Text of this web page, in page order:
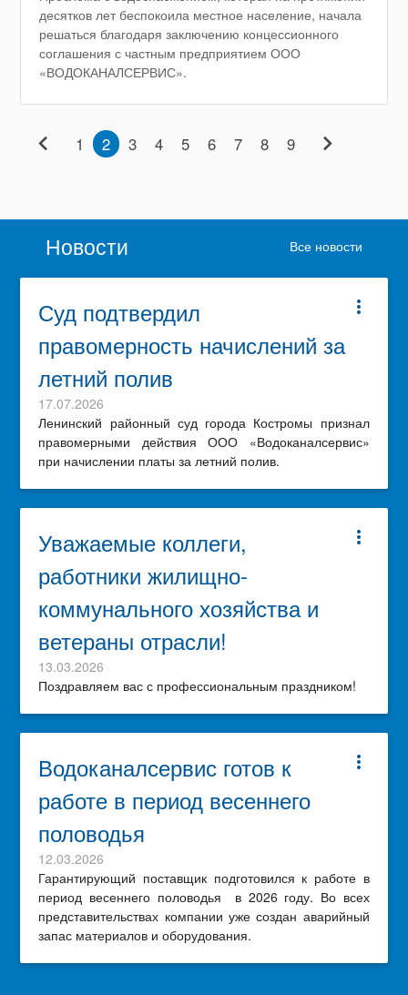
десятков лет беспокоила местное население, начала
решаться благодаря заключению концессионного
соглашения с частным предприятием ООО
«ВОДОКАНАЛСЕРВИС».
chevron_left 1 2 3 4 5 6 7 8 9 chevron_right
Новости Все новости
more_vert
Суд подтвердил
правомерность начислений за
летний полив
17.07.2026
Ленинский районный суд города Костромы признал
правомерными действия ООО «Водоканалсервис»
при начислении платы за летний полив.
more_vert
Уважаемые коллеги,
работники жилищно-
коммунального хозяйства и
ветераны отрасли!
13.03.2026
Поздравляем вас с профессиональным праздником!
more_vert
Водоканалсервис готов к
работе в период весеннего
половодья
12.03.2026
Гарантирующий поставщик подготовился к работе в
период весеннего половодья в 2026 году. Во всех
представительствах компании уже создан аварийный
запас материалов и оборудования.